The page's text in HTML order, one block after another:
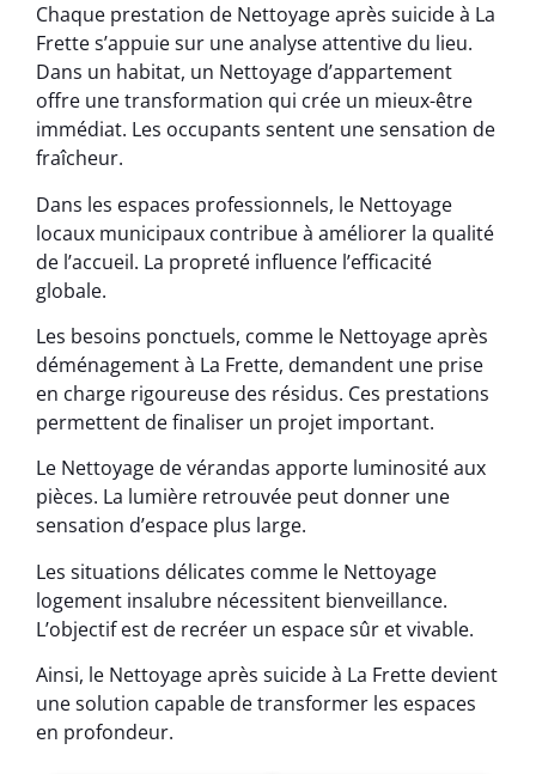
Chaque prestation de Nettoyage après suicide à La
Frette s’appuie sur une analyse attentive du lieu.
Dans un habitat, un Nettoyage d’appartement
offre une transformation qui crée un mieux-être
immédiat. Les occupants sentent une sensation de
fraîcheur.
Dans les espaces professionnels, le Nettoyage
locaux municipaux contribue à améliorer la qualité
de l’accueil. La propreté influence l’efficacité
globale.
Les besoins ponctuels, comme le Nettoyage après
déménagement à La Frette, demandent une prise
en charge rigoureuse des résidus. Ces prestations
permettent de finaliser un projet important.
Le Nettoyage de vérandas apporte luminosité aux
pièces. La lumière retrouvée peut donner une
sensation d’espace plus large.
Les situations délicates comme le Nettoyage
logement insalubre nécessitent bienveillance.
L’objectif est de recréer un espace sûr et vivable.
Ainsi, le Nettoyage après suicide à La Frette devient
une solution capable de transformer les espaces
en profondeur.